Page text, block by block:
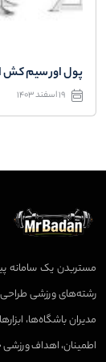
پول اور سیم کش
19 اسفند 1403
مستربدن یک سامانه
رشته‌های ورزشی طراحی
مدیران باشگاه‌ها،
اطمینان، اهداف